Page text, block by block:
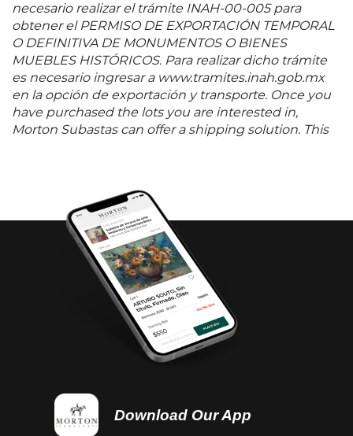
académica feminista Asuncion Lavrin lo resume:
"Ledesma le dice a su lector de que hay seis
posibles efectos para las personas a contraer
matrimonio de las cuales cinco son permisibles:
satisfacer una deuda, para propagar la especie, para
evitar la concupiscencia, para preservar la salud, y
para respetar el sacramento mismo. Casarse por la
sexta razón o propósito era incorrecto y prohibido, es
Páginas 72 - 73. Las otras explicaciones
sacramentales ofrecen una visión igualmente
importante relativa a las "normas" sociales e ideales
que prevalecían en el México virreinal de finales del
Siglo XVII. Impreso por una de las pocas mujeres
impresoras en México en esos años: Doña María de
necesario realizar el trámite INAH-00-005 para
obtener el PERMISO DE EXPORTACIÓN TEMPORAL
O DEFINITIVA DE MONUMENTOS O BIENES
MUEBLES HISTÓRICOS. Para realizar dicho trámite
es necesario ingresar a www.tramites.inah.gob.mx
en la opción de exportación y transporte. Once you
have purchased the lots you are interested in,
Morton Subastas can offer a shipping solution. This
Download Our App